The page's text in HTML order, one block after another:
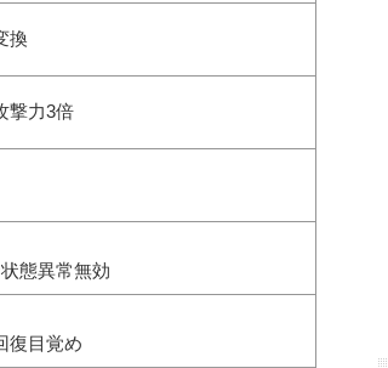
換
撃力3倍
態異常無効
復目覚め